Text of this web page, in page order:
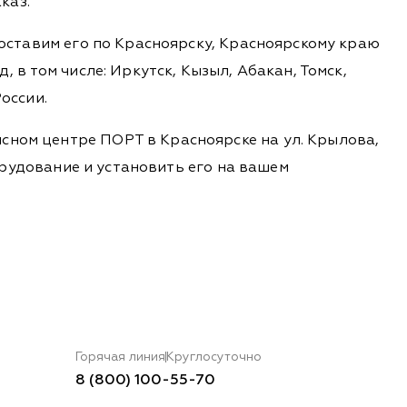
его по Красноярску, Красноярскому краю
в том числе: Иркутск, Кызыл, Абакан, Томск,
центре ПОРТ в Красноярске на ул. Крылова,
и установить его на вашем
Горячая линия Круглосуточно
8 (800) 100-55-70